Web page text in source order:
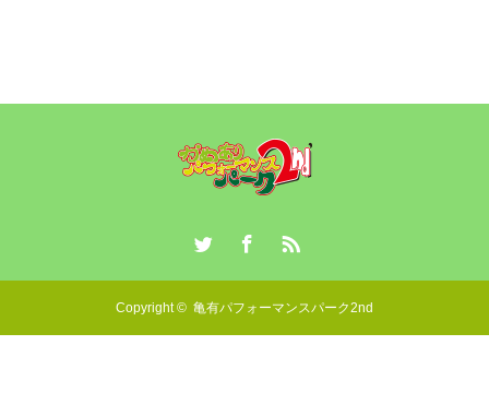
Copyright © 亀有パフォーマンスパーク2nd